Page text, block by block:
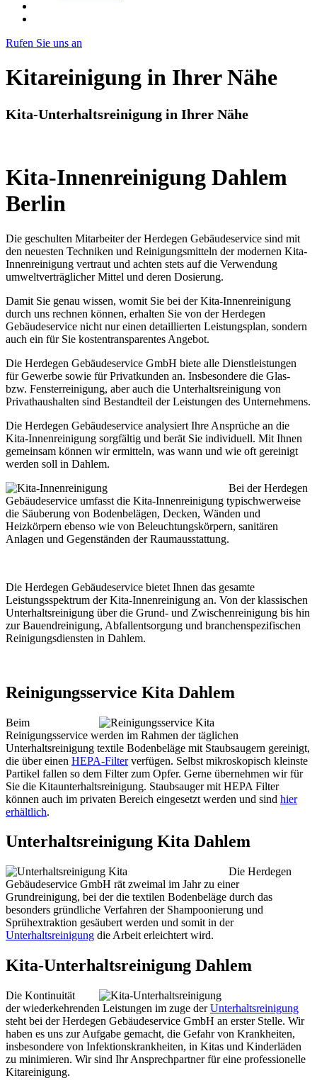
Rufen Sie uns an
Kitareinigung in Ihrer Nähe
Kita-Unterhaltsreinigung in Ihrer Nähe
Kita-Innenreinigung Dahlem
Berlin
Die geschulten Mitarbeiter der Herdegen Gebäudeservice sind mit
den neuesten Techniken und Reinigungsmitteln der modernen Kita-
Innenreinigung vertraut und achten stets auf die Verwendung
umweltverträglicher Mittel und deren Dosierung.
Damit Sie genau wissen, womit Sie bei der Kita-Innenreinigung
durch uns rechnen können, erhalten Sie von der Herdegen
Gebäudeservice nicht nur einen detaillierten Leistungsplan, sondern
auch ein für Sie kostentransparentes Angebot.
Die Herdegen Gebäudeservice GmbH biete alle Dienstleistungen
für Gewerbe sowie für Privatkunden an. Insbesondere die Glas-
bzw. Fensterreinigung, aber auch die Unterhaltsreinigung von
Privathaushalten sind Bestandteil der Leistungen des Unternehmens.
Die Herdegen Gebäudeservice analysiert Ihre Ansprüche an die
Kita-Innenreinigung sorgfältig und berät Sie individuell. Mit Ihnen
gemeinsam können wir ermitteln, was wann und wie oft gereinigt
werden soll in Dahlem.
Bei der Herdegen
Gebäudeservice umfasst die Kita-Innenreinigung typischwerweise
die Säuberung von Bodenbelägen, Decken, Wänden und
Heizkörpern ebenso wie von Beleuchtungskörpern, sanitären
Anlagen und Gegenständen der Raumausstattung.
Die Herdegen Gebäudeservice bietet Ihnen das gesamte
Leistungsspektrum der Kita-Innenreinigung an. Von der klassischen
Unterhaltsreinigung über die Grund- und Zwischenreinigung bis hin
zur Bauendreinigung, Abfallentsorgung und branchenspezifischen
Reinigungsdiensten in Dahlem.
Reinigungsservice Kita Dahlem
Beim
Reinigungsservice werden im Rahmen der täglichen
Unterhaltsreinigung textile Bodenbeläge mit Staubsaugern gereinigt,
die über einen HEPA-Filterverfügen. Selbst mikroskopisch kleinste
Partikel fallen so dem Filter zum Opfer. Gerne übernehmen wir für
Sie die Kitaunterhaltsreinigung. Staubsauger mit HEPA Filter
können auch im privaten Bereich eingesetzt werden und sind hier
erhältlich.
Unterhaltsreinigung Kita Dahlem
Die Herdegen
Gebäudeservice GmbH rät zweimal im Jahr zu einer
Grundreinigung, bei der die textilen Bodenbeläge durch das
besonders gründliche Verfahren der Shampoonierung und
Sprühextraktion gesäubert werden und somit in der
Unterhaltsreinigung die Arbeit erleichtert wird.
Kita-Unterhaltsreinigung Dahlem
Die Kontinuität
der wiederkehrenden Leistungen im zuge derUnterhaltsreinigung
steht bei der Herdegen Gebäudeservice GmbH an erster Stelle. Wir
haben es uns zur Aufgabe gemacht, die Gefahr von Krankheiten,
insbesondere von Infektionskrankheiten, in Kitas und Kinderläden
zu minimieren. Wir sind Ihr Ansprechpartner für eine professionelle
Kitareinigung.